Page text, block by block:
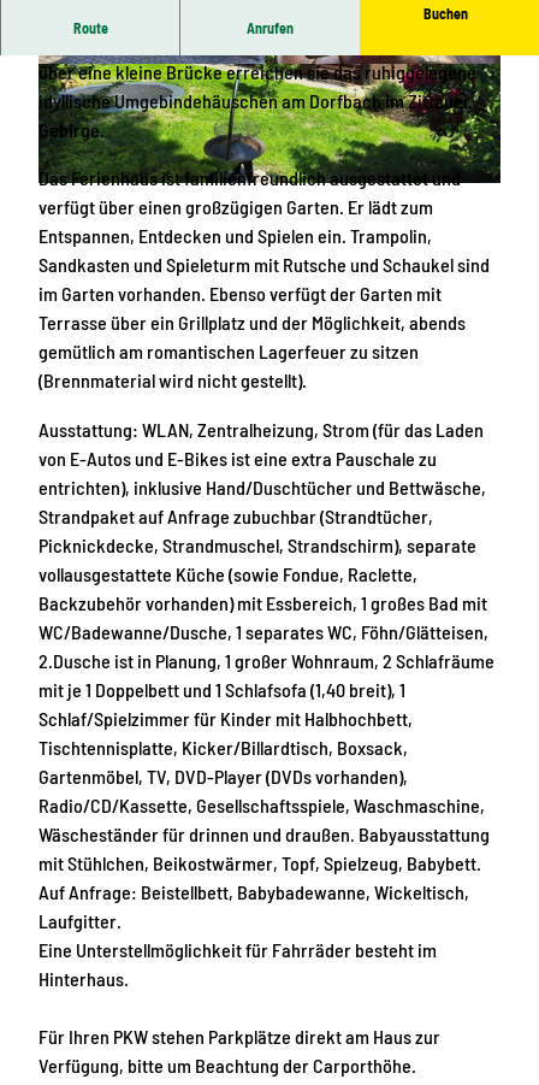
a
r
t
e
a
s
i
c
h
t
9
e
9
9
f
b
b
-
4
0
a
8
-
b
f
4
f
-
e
7
9
5
c
9
c
c
6
d
1
0
0
0
Route Anrufen
Buchen
über eine kleine Brücke erreichen sie das ruhiggelegene
idyllische Umgebindehäuschen am Dorfbach im Zittauer
Gebirge.
Das Ferienhaus ist familienfreundlich ausgestattet und
verfügt über einen großzügigen Garten. Er lädt zum
Entspannen, Entdecken und Spielen ein. Trampolin,
Sandkasten und Spieleturm mit Rutsche und Schaukel sind
im Garten vorhanden. Ebenso verfügt der Garten mit
Terrasse über ein Grillplatz und der Möglichkeit, abends
gemütlich am romantischen Lagerfeuer zu sitzen
(Brennmaterial wird nicht gestellt).
Ausstattung: WLAN, Zentralheizung, Strom (für das Laden
von E-Autos und E-Bikes ist eine extra Pauschale zu
entrichten), inklusive Hand/Duschtücher und Bettwäsche,
Strandpaket auf Anfrage zubuchbar (Strandtücher,
Picknickdecke, Strandmuschel, Strandschirm), separate
vollausgestattete Küche (sowie Fondue, Raclette,
Backzubehör vorhanden) mit Essbereich, 1 großes Bad mit
WC/Badewanne/Dusche, 1 separates WC, Föhn/Glätteisen,
2.Dusche ist in Planung, 1 großer Wohnraum, 2 Schlafräume
mit je 1 Doppelbett und 1 Schlafsofa (1,40 breit), 1
Schlaf/Spielzimmer für Kinder mit Halbhochbett,
Tischtennisplatte, Kicker/Billardtisch, Boxsack,
Gartenmöbel, TV, DVD-Player (DVDs vorhanden),
Radio/CD/Kassette, Gesellschaftsspiele, Waschmaschine,
Wäscheständer für drinnen und draußen. Babyausstattung
mit Stühlchen, Beikostwärmer, Topf, Spielzeug, Babybett.
Auf Anfrage: Beistellbett, Babybadewanne, Wickeltisch,
Laufgitter.
Eine Unterstellmöglichkeit für Fahrräder besteht im
Hinterhaus.
Für Ihren PKW stehen Parkplätze direkt am Haus zur
Verfügung, bitte um Beachtung der Carporthöhe.